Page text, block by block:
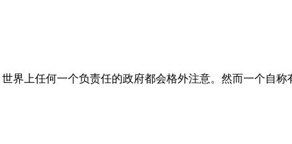
界上任何一个负责任的政府都会格外注意。然而一个自